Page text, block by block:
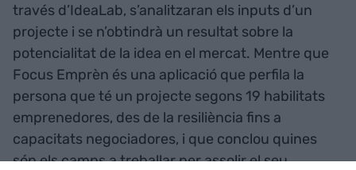
través d’IdeaLab, s’analitzaran els inputs d’un
projecte i se n’obtindrà un resultat sobre la
potencialitat de la idea en el mercat. Mentre que
Focus Emprèn és una aplicació que perfila la
persona que té un projecte segons 19 habilitats
emprenedores, des de la resiliència fins a
capacitats negociadores, i que conclou quines
són els camps a treballar per assolir el seu